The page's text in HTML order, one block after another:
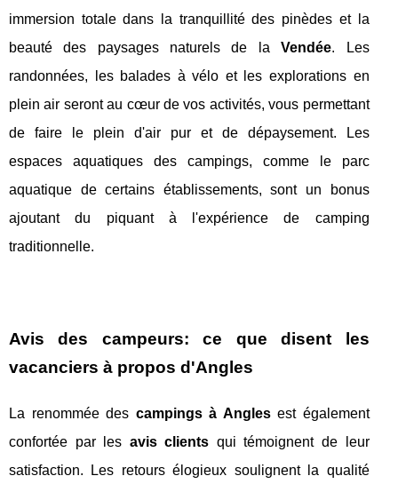
immersion totale dans la tranquillité des pinèdes et la
beauté des paysages naturels de laVendée. Les
randonnées, les balades à vélo et les explorations en
plein air seront au cœur de vos activités, vous permettant
de faire le plein d'air pur et de dépaysement. Les
espaces aquatiques des campings, comme le parc
aquatique de certains établissements, sont un bonus
ajoutant du piquant à l'expérience de camping
traditionnelle.
Avis des campeurs: ce que disent les
vacanciers à propos d'Angles
La renommée des campings à Anglesest également
confortée par les avis clients qui témoignent de leur
satisfaction. Les retours élogieux soulignent la qualité